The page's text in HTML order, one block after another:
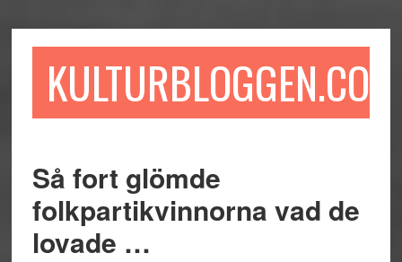
till
till
sidofältet
till
KULTURBLOGGEN.COM
Så fort glömde
folkpartikvinnorna vad de
lovade …